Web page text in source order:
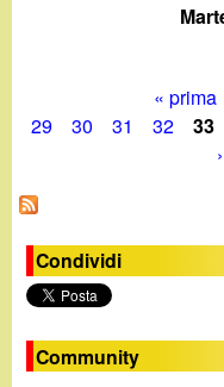
P
g
i
n
e
« prima
29
30 31 32 33
›
Condividi
Community